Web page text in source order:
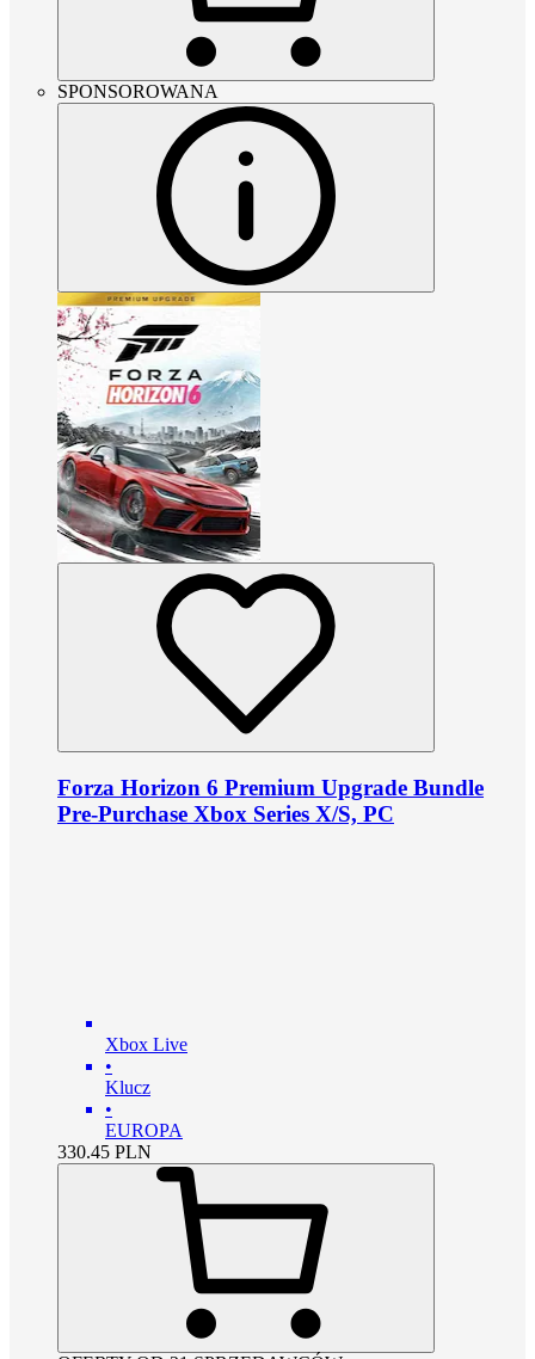
SPONSOROWANA
Forza Horizon 6 Premium Upgrade Bundle
Pre-Purchase Xbox Series X/S, PC
Xbox Live
•
Klucz
•
EUROPA
330.45 PLN